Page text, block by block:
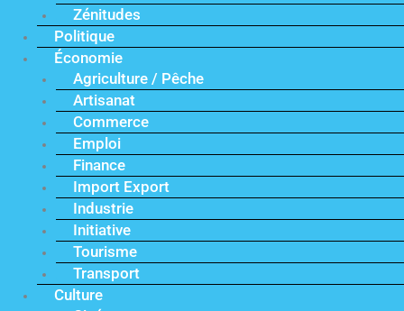
Zénitudes
Politique
Économie
Agriculture / Pêche
Artisanat
Commerce
Emploi
Finance
Import Export
Industrie
Initiative
Tourisme
Transport
Culture